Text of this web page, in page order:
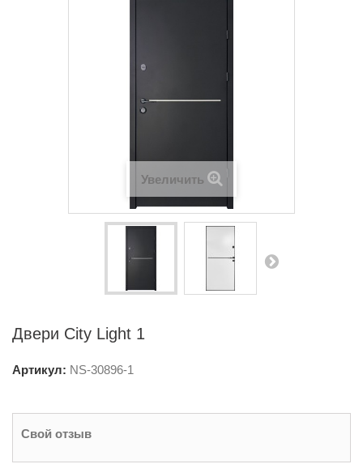
Увеличить
Двери City Light 1
Артикул: NS-30896-1
Свой отзыв